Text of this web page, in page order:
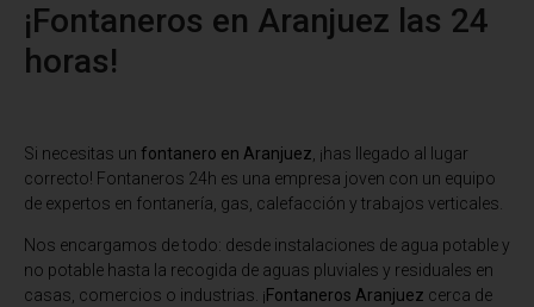
¡Fontaneros en Aranjuez las 24
horas!
Si necesitas un fontanero en Aranjuez , ¡has llegado al lugar
correcto! Fontaneros 24h es una empresa joven con un equipo
de expertos en fontanería, gas, calefacción y trabajos verticales.
Nos encargamos de todo: desde instalaciones de agua potable y
no potable hasta la recogida de aguas pluviales y residuales en
casas, comercios o industrias. ¡Fontaneros Aranjuez cerca de